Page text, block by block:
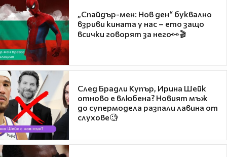
„Спайдър-мен: Нов ден“ буквално
взриви кината у нас – ето защо
всички говорят за него👀🎬
След Брадли Купър, Ирина Шейк
отново е влюбена? Новият мъж
до супермодела разпали лавина от
слухове🧐